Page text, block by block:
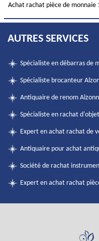
Achat rachat pièce de monnaie
AUTRES SERVICES
Spécialiste en débarras de
Spécialiste brocanteur
Antiquaire de renom
Spécialiste en rachat
Expert en achat rachat de
Antiquaire pour achat
Société de rachat
Expert en achat rachat